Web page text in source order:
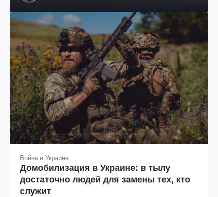
Война в Украине
Домобилизация в Украине: в тылу
достаточно людей для замены тех, кто
служит